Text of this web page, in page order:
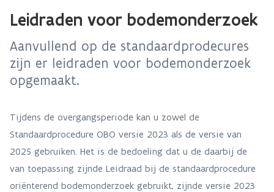
Leidraden voor bodemonderzoek
Aanvullend op de standaardprodecures
zijn er leidraden voor bodemonderzoek
opgemaakt.
Tijdens de overgangsperiode kan u zowel de
Standaardprocedure OBO versie 2023 als de versie van
2025 gebruiken. Het is de bedoeling dat u de daarbij de
van toepassing zijnde Leidraad bij de standaardprocedure
oriënterend bodemonderzoek gebruikt, zijnde versie 2023